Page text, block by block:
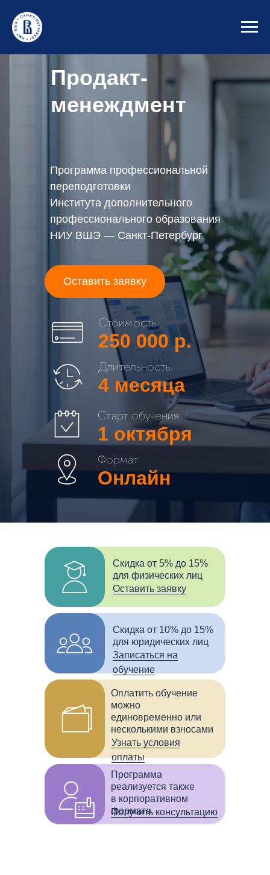
Продакт-
менеждмент
Программа профессиональной
переподготовки
Института дополнительного
профессионального образования
НИУ ВШЭ — Санкт-Петербург
Оставить заявку
250 000 р.
Стоимость
1 октября
Старт обучения
4 месяца
Длительность
Онлайн
Формат
Получить консультацию
Программа
реализуется также
в корпоративном
формате
Узнать условия
оплаты
Оплатить обучение
можно
единовременно или
несколькими взносами
Скидка от 10% до 15%
для юридических лиц
Записаться на
обучение
Оставить заявку
Скидка от 5% до 15%
для физических лиц